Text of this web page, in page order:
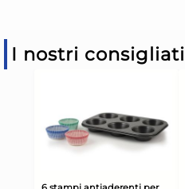
I nostri consigliati